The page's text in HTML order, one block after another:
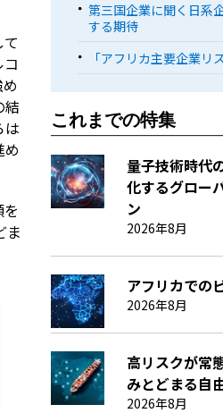
結
は
ま
第三国企業に聞く日系
する期待
「アフリカ主要企業リ
これまでの特集
量子技術時代
化するグロー
ン
2026年8月
アフリカでの
2026年8月
高リスクが常
みとどまる自
2026年8月